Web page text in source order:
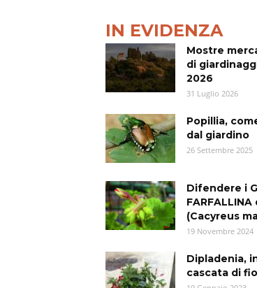
IN EVIDENZA
Mostre
di
2026
31 Luglio 2026
Popillia,
dal giardino
26 Settembre 2025
Difendere i
(Cacyreus
19 Novembre 2024
Dipladenia,
cascata di